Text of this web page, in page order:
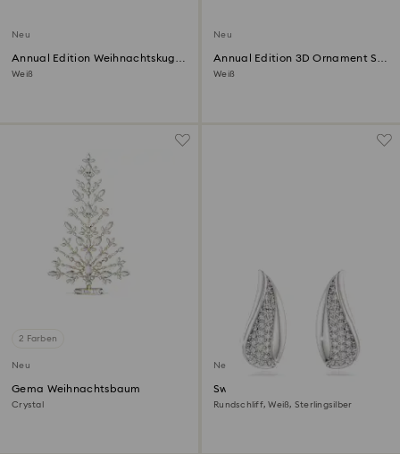
Neu
Annual Edition Weihnachtskugel
2026
Weiß
Neu
Annual Edition 3D Ornament Set
2026
Weiß
2 Farben
Neu
Gema Weihnachtsbaum
Crystal
Neu
Swarovski Classica Drop-
Ohrhänger
Rundschliff, Weiß, Sterlingsilber